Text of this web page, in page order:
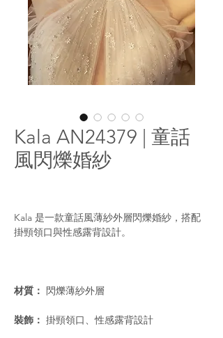
Kala AN24379 | 童話
風閃爍婚紗
Kala 是一款童話風薄紗外層閃爍婚紗，搭配
掛頸領口與性感露背設計。
材質： 閃爍薄紗外層
裝飾： 掛頸領口、性感露背設計